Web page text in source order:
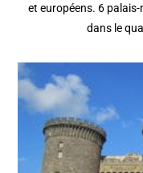
et européens. 6
dans le